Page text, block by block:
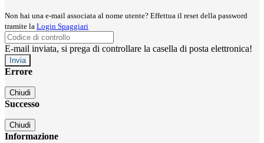
Non hai una e-mail associata al nome utente? Effettua il reset della password
tramite la Login Spaggiari
E-mail inviata, si prega di controllare la casella di posta elettronica!
Errore
Chiudi
Successo
Chiudi
Informazione